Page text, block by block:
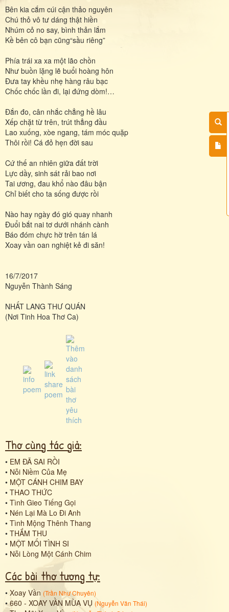
Bên kia cắm cúi cận thảo nguyên
Chú thỏ vô tư dáng thật hiền
Nhúm cỏ no say, bình thản lắm
Kề bên cô bạn cũng“sầu riêng”
Phía trái xa xa một lão chồn
Như buồn lặng lẽ buổi hoàng hôn
Đưa tay khều nhẹ hàng râu bạc
Chốc chốc lần đi, lại đứng dòm!…
Đắn đo, cân nhắc chẳng hề lâu
Xếp chặt từ trên, trút thẳng đầu
Lao xuống, xòe ngang, tám móc quặp
Thôi rồi! Cá đỏ hẹn đời sau
Cứ thế an nhiên giữa đất trời
Lực dầy, sinh sát rải bao nơi
Tai ương, đau khổ nào đâu bận
Chỉ biết cho ta sống được rồi
Nào hay ngày đó gió quay nhanh
Đuổi bắt nai tơ dưới nhánh cành
Báo đóm chực hờ trên tán lá
Xoay vần oan nghiệt kẻ đi săn!
16/7/2017
Nguyễn Thành Sáng
NHẤT LANG THƯ QUÁN
(Nơi Tinh Hoa Thơ Ca)
Thơ cùng tác giả:
• EM ĐÃ SAI RỒI
• Nỗi Niềm Của Mẹ
• MỘT CÁNH CHIM BAY
• THAO THỨC
• Tình Gieo Tiếng Gọi
• Nén Lại Mà Lo Đi Anh
• Tình Mộng Thênh Thang
• THẮM THU
• MỘT MỐI TÌNH SI
• Nỗi Lòng Một Cánh Chim
Các bài thơ tương tự:
• Xoay Vần (Trần Như Chuyên)
•660 - XOAY VẦN MÙA VỤ (Nguyễn Văn Thái)